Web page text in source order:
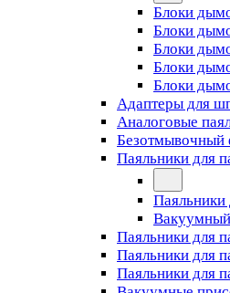
Блоки
Блоки
Блоки
Блоки
Блоки
Адаптеры для
Аналоговые
Безотмывочный
Паяльники для
Паяльники
Паяльники для
Паяльники для
Паяльники для